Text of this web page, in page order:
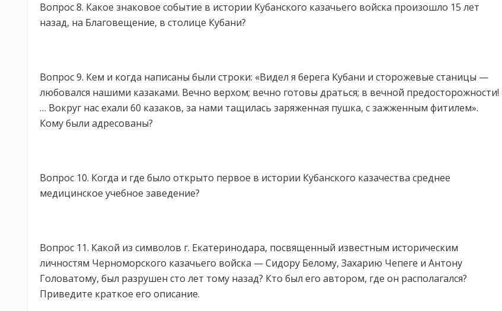
Вопрос 8. Какое знаковое событие в истории Кубанского казачьего войска произошло 15 лет
назад, на Благовещение, в столице Кубани?
Вопрос 9. Кем и когда написаны были строки: «Видел я берега Кубани и сторожевые станицы —
любовался нашими казаками. Вечно верхом; вечно готовы драться; в вечной предосторожности!
… Вокруг нас ехали 60 казаков, за нами тащилась заряженная пушка, с зажженным фитилем».
Кому были адресованы?
Вопрос 10. Когда и где было открыто первое в истории Кубанского казачества среднее
медицинское учебное заведение?
Вопрос 11. Какой из символов г. Екатеринодара, посвященный известным историческим
личностям Черноморского казачьего войска — Сидору Белому, Захарию Чепеге и Антону
Головатому, был разрушен сто лет тому назад? Кто был его автором, где он располагался?
Приведите краткое его описание.